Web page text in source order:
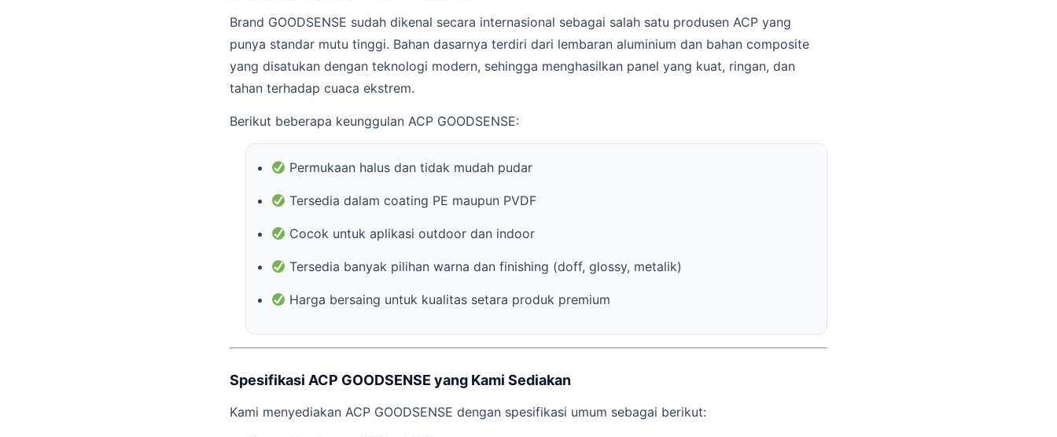
Brand GOODSENSE sudah dikenal secara internasional sebagai salah satu produsen ACP yang
punya standar mutu tinggi. Bahan dasarnya terdiri dari lembaran aluminium dan bahan composite
yang disatukan dengan teknologi modern, sehingga menghasilkan panel yang kuat, ringan, dan
tahan terhadap cuaca ekstrem.
Berikut beberapa keunggulan ACP GOODSENSE:
Permukaan halus dan tidak mudah pudar
Tersedia dalam coating PE maupun PVDF
Cocok untuk aplikasi outdoor dan indoor
Tersedia banyak pilihan warna dan finishing (doff, glossy, metalik)
Harga bersaing untuk kualitas setara produk premium
Spesifikasi ACP GOODSENSE yang Kami Sediakan
Kami menyediakan ACP GOODSENSE dengan spesifikasi umum sebagai berikut: